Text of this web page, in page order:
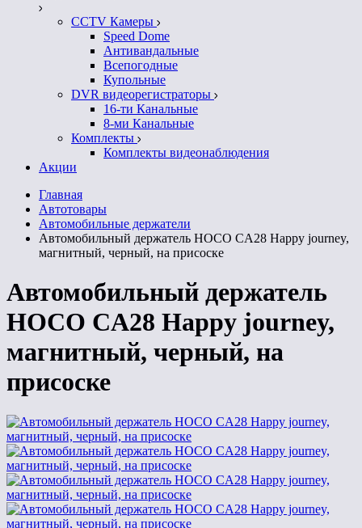
CCTV Камеры
Speed Dome
Антивандальные
Всепогодные
Купольные
DVR видеорегистраторы
16-ти Канальные
8-ми Канальные
Комплекты
Комплекты видеонаблюдения
Акции
Главная
Автотовары
Автомобильные держатели
Автомобильный держатель HOCO CA28 Happy journey,
магнитный, черный, на присоске
Автомобильный держатель
HOCO CA28 Happy journey,
магнитный, черный, на
присоске